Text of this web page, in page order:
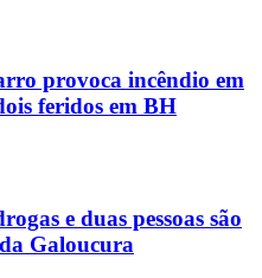
provoca incêndio em
feridos em BH
e duas pessoas são
Galoucura